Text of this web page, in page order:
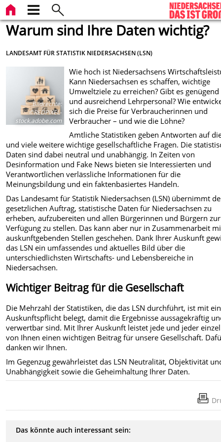
Warum sind Ihre Daten wichtig?
LANDESAMT FÜR STATISTIK NIEDERSACHSEN (LSN)
Bildrechte:
©REDPIXEL-
stock.adobe.com
Wie hoch ist Niedersachsens
Kann Niedersachsen es schaffen, wichtige
Umweltziele zu erreichen? Gibt es genügend
und ausreichend Lehrpersonal? Wie
sich die Preise für Verbraucherinnen und
Verbraucher – und wie die Löhne?
Amtliche Statistiken geben Antworten auf
und viele weitere wichtige gesellschaftliche Fragen. Die
Daten sind dabei neutral und unabhängig. In Zeiten von
Desinformation und Fake News bieten sie Interessierten und
Verantwortlichen verlässliche Informationen für die
Meinungsbildung und ein faktenbasiertes Handeln.
Das Landesamt für Statistik Niedersachsen (LSN) übernimmt
gesetzlichen Auftrag, statistische Daten für Niedersachsen zu
erheben, aufzubereiten und allen Bürgerinnen und Bürgern zur
Verfügung zu stellen. Das kann aber nur in Zusammenarbeit
auskunftgebenden Stellen geschehen. Dank Ihrer Auskunft
das LSN ein umfassendes und aktuelles Bild über die
unterschiedlichsten Wirtschafts- und Lebensbereiche in
Niedersachsen.
Wichtiger Beitrag für die Gesellschaft
Die Mehrzahl der Statistiken, die das LSN durchführt, ist mit
Auskunftspflicht belegt, damit die Ergebnisse aussagekräftig
verwertbar sind. Mit Ihrer Auskunft leistet jede und jeder
von Ihnen einen wichtigen Beitrag für unsere Gesellschaft.
danken wir Ihnen.
Im Gegenzug gewährleistet das LSN Neutralität, Objektivität
Unabhängigkeit sowie die Geheimhaltung Ihrer Daten.
Das könnte auch interessant sein: